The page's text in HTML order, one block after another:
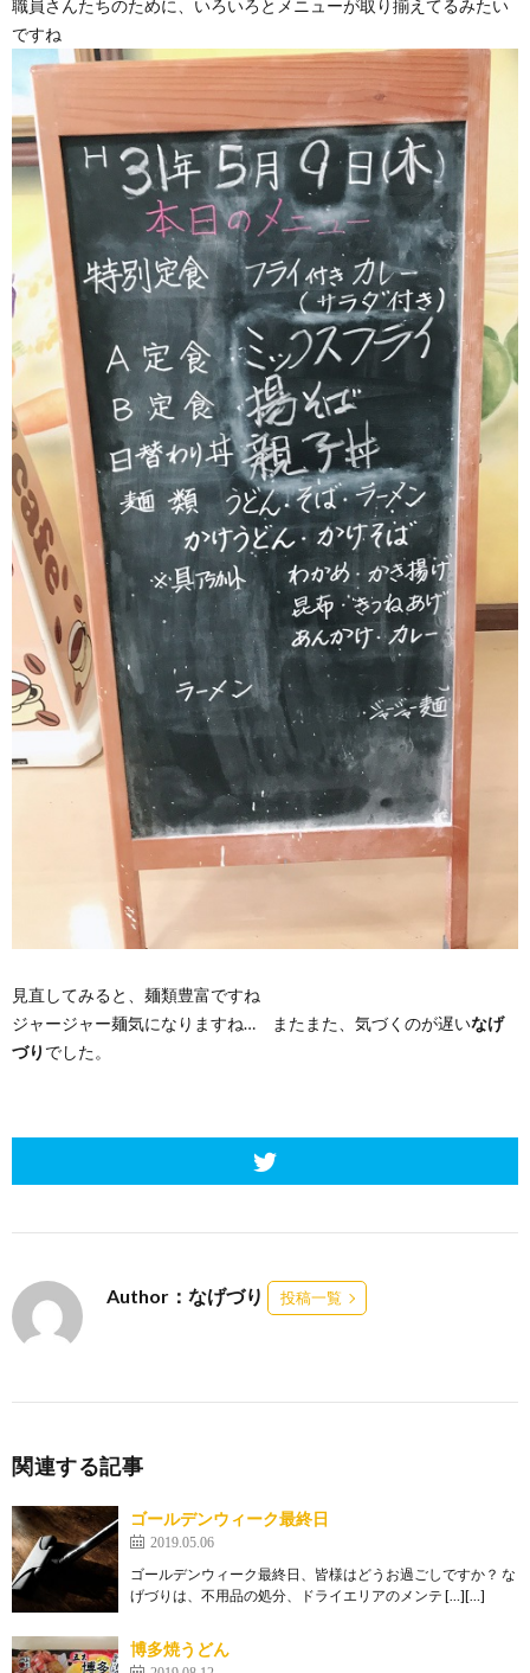
職員さんたちのために、いろいろとメニューが取り揃えてるみたい
ですね
見直してみると、麺類豊富ですね
ジャージャー麺気になりますね… またまた、気づくのが遅いなげ
づり でした。
Author：なげづり 投稿一覧
関連する記事
ゴールデンウィーク最終日
2019.05.06
ゴールデンウィーク最終日、皆様はどうお過ごしですか？ な
げづりは、不用品の処分、ドライエリアのメンテ […][…]
博多焼うどん